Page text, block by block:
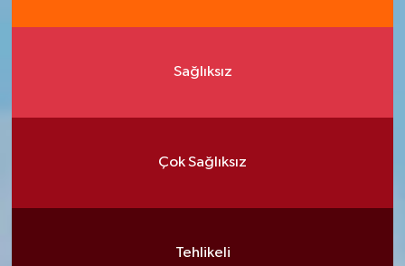
Sağlıksız
Çok Sağlıksız
Tehlikeli